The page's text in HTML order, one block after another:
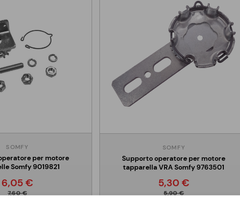
SOMFY
per motore
Somfy 9019821
6,05 €
7,60 €
SOMFY
Supporto operatore per motore
tapparella VRA Somfy 9763501
5,30 €
5,90 €